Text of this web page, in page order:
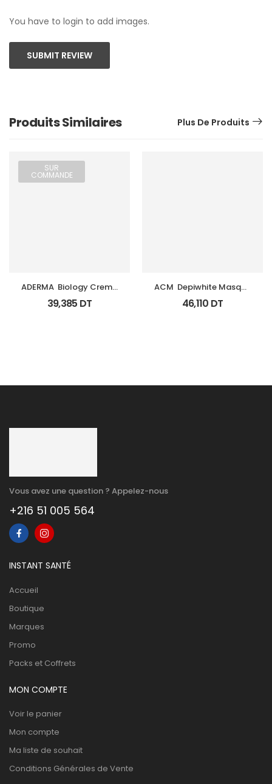
You have to login to add images.
SUBMIT REVIEW
Produits Similaires Plus De Produits
SUR
COMMANDE
ADERMA  Biology Creme
Legere Hyd Tb 0Ml
39,385 DT
ACM  Depiwhite Masque
Tb 40Ml
46,110 DT
Vous avez une question ? Appelez-nous
+216 51 005 564
INSTANT SANTÉ
Accueil
Boutique
Marques
Promo
Packs et Coffrets
MON COMPTE
Voir le panier
Mon compte
Ma liste de souhait
Conditions Générales de Vente